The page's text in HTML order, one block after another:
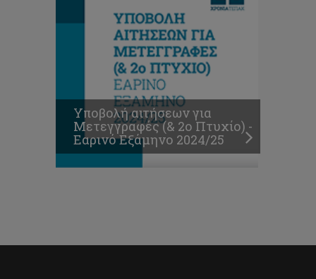
Υποβολή αιτήσεων για
Μετεγγραφές (& 2ο Πτυχίο) -
Εαρινό Εξάμηνο 2024/25